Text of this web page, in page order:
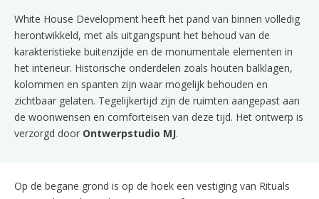
White House Development heeft het pand van binnen volledig
herontwikkeld, met als uitgangspunt het behoud van de
karakteristieke buitenzijde en de monumentale elementen in
het interieur. Historische onderdelen zoals houten balklagen,
kolommen en spanten zijn waar mogelijk behouden en
zichtbaar gelaten. Tegelijkertijd zijn de ruimten aangepast aan
de woonwensen en comforteisen van deze tijd. Het ontwerp is
verzorgd door Ontwerpstudio MJ.
Op de begane grond is op de hoek een vestiging van Rituals